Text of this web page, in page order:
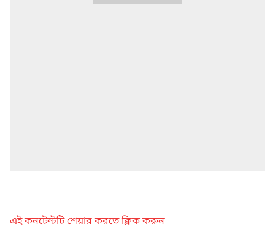
এই কনটেন্টটি শেয়ার করতে ক্লিক করুন